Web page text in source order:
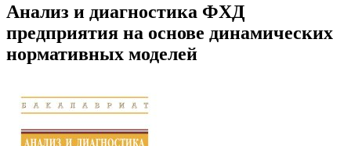
Анализ и диагностика ФХД
предприятия на основе динамических
нормативных моделей